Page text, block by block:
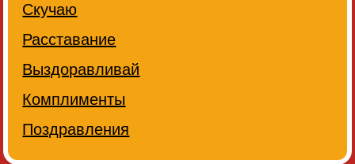
Скучаю
Расставание
Выздоравливай
Комплименты
Поздравления